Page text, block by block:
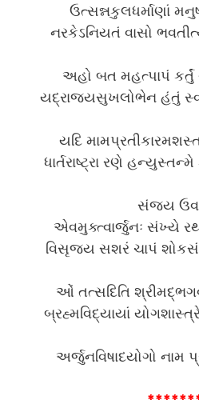
ઉત્સન્નકુલધર્માણાં
નરકેઽનિયતં વાસો
અહો બત મહત્પાપં કર્તું
યદ્રાજ્યસુખલોભેન હંતું
યદિ
ધાર્તરાષ્ટ્રા રણે
સંજય
એવમુક્ત્વાર્જુનઃ સંખ્યે
વિસૃજ્ય સશરં ચાપં
ઓં તત્સદિતિ
બ્રહ્મવિદ્યાયાં
અર્જુનવિષાદયોગો નામ